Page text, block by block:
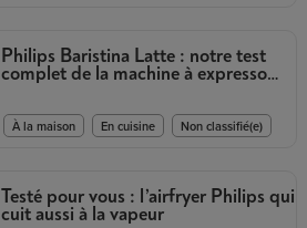
Philips Baristina Latte : notre test
complet de la machine à expresso
avec mousseur à lait intégré
À la maison En cuisine Non classifié(e)
Testé pour vous : l’airfryer Philips qui
cuit aussi à la vapeur